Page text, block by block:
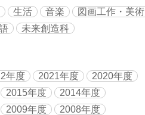
生活 音楽
図画工作・美術
未来創造科
年度 2021年度
2020年度
2015年度
2014年度
2009年度 2008年度